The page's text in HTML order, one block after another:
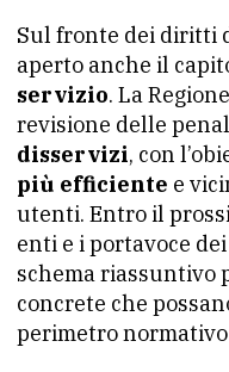
Sul fronte dei diritti
aperto anche il
servizio. La
revisione delle
disservizi, con
più efficiente e
utenti. Entro il
enti e i portavoce
schema riassuntivo
concrete che
perimetro